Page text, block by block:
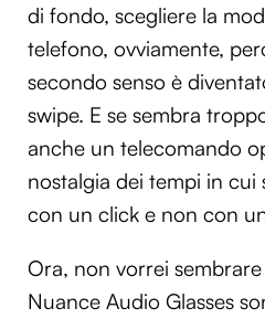
di fondo, scegliere la
telefono, ovviamente,
secondo senso è
swipe. E se sembra
anche un telecomando
nostalgia dei tempi in cui
con un click e non con
Ora, non vorrei
Nuance Audio Glasses